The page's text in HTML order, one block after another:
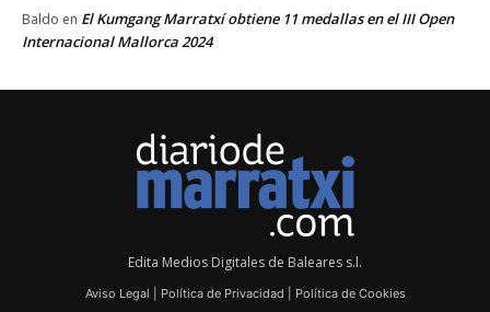
Baldo en El Kumgang Marratxí obtiene 11 medallas en el III Open
Internacional Mallorca 2024
Edita Medios Digitales de Baleares s.l.
Aviso Legal Política de Privacidad Política de Cookies